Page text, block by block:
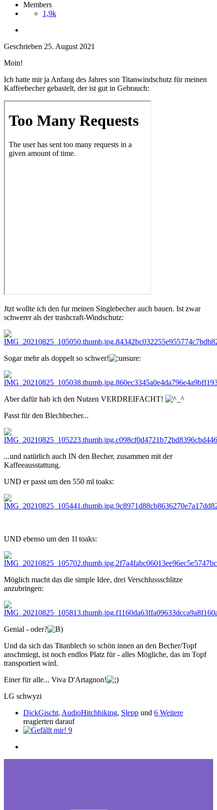
Members
1,9k
Geschrieben 25. August 2021
Moin!
Ich hatte mir ja Anfang des Jahres son Titanwindschutz für meinen
Kaffeebecher gebastelt, der ist gut in Gebrauch:
Jtzt wollte ich den fur meinen Singlebecher auch bauen. Ist zwar
schwerer als der trashcraft-Windschutz:
Sogar mehr als doppelt so schwer!
Aber dafür hab ich den Nutzen VERDREIFACHT!
Passt für den Blechbecher...
...und natürlich auch IN den Becher, zusammen mit der
Kaffeeausstattung.
UND er passt um den 550 ml toaks:
UND ebenso um den 1l toaks:
Möglich macht das die simple Idee, drei Verschlussschlitze
anzubringen:
Genial - oder?
Und da sich das Titanblech so schön innen an den Becher/Topf
anschmiegt, ist noch endlos Platz für - alles Mögliche, das im Topf
transportiert wird.
Einer für alle... Viva D'Artagnon!
LG schwyzi
DickGischt, AudioHitchhiking, Slepp und 6 Weitere
reagierten darauf
9